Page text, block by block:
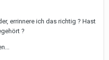
errinnere ich das richtig ? Hast
?